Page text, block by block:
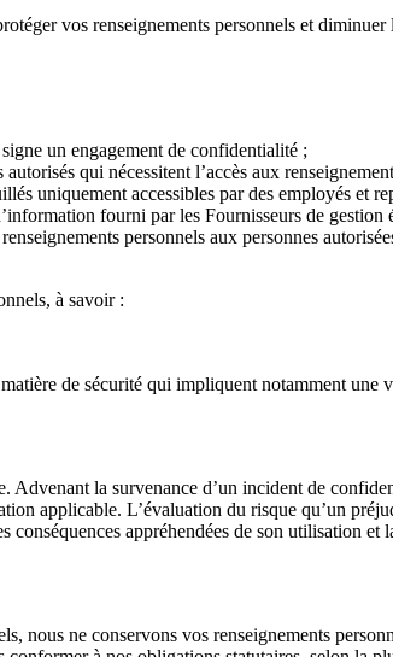
vos renseignements personnels et
un engagement de confidentialité ;
qui nécessitent l’accès aux
uniquement accessibles par des employés et
fourni par les Fournisseurs de gestion
personnels aux personnes
à savoir :
de sécurité qui impliquent notamment une
la survenance d’un incident de
applicable. L’évaluation du risque qu’un
appréhendées de son utilisation
nous ne conservons vos renseignements